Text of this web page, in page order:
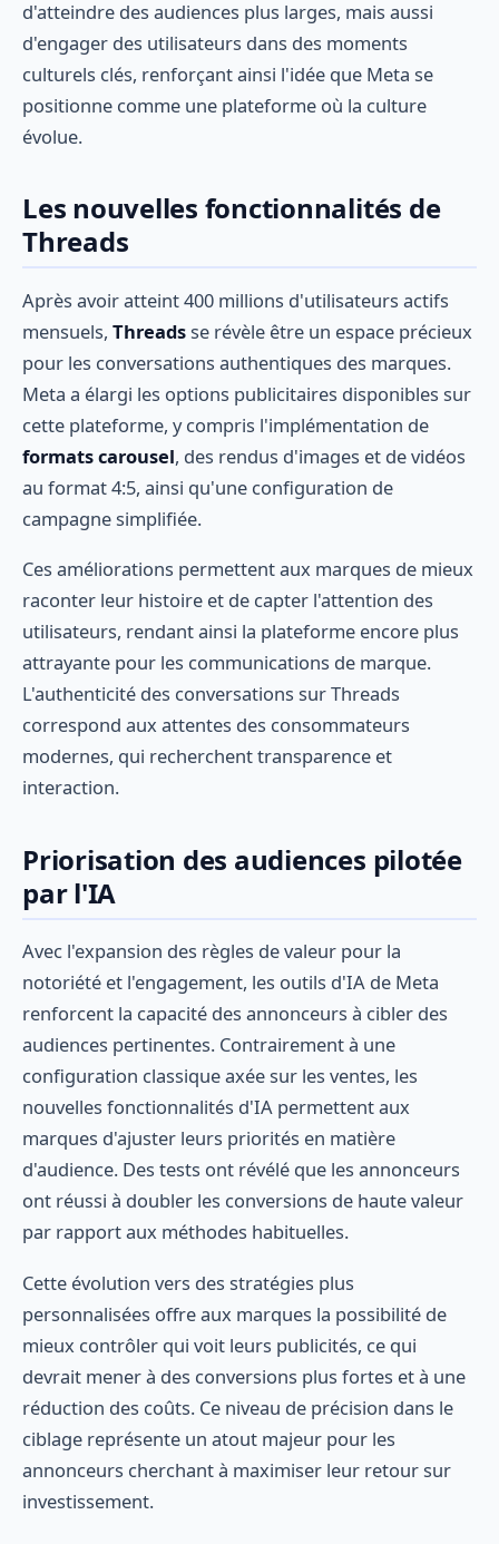
d'atteindre des audiences plus larges, mais aussi
d'engager des utilisateurs dans des moments
culturels clés, renforçant ainsi l'idée que Meta se
positionne comme une plateforme où la culture
évolue.
Les nouvelles fonctionnalités de
Threads
Après avoir atteint 400 millions d'utilisateurs actifs
mensuels, Threadsse révèle être un espace précieux
pour les conversations authentiques des marques.
Meta a élargi les options publicitaires disponibles sur
cette plateforme, y compris l'implémentation de
formats carousel, des rendus d'images et de vidéos
au format 4:5, ainsi qu'une configuration de
campagne simplifiée.
Ces améliorations permettent aux marques de mieux
raconter leur histoire et de capter l'attention des
utilisateurs, rendant ainsi la plateforme encore plus
attrayante pour les communications de marque.
L'authenticité des conversations sur Threads
correspond aux attentes des consommateurs
modernes, qui recherchent transparence et
interaction.
Priorisation des audiences pilotée
par l'IA
Avec l'expansion des règles de valeur pour la
notoriété et l'engagement, les outils d'IA de Meta
renforcent la capacité des annonceurs à cibler des
audiences pertinentes. Contrairement à une
configuration classique axée sur les ventes, les
nouvelles fonctionnalités d'IA permettent aux
marques d'ajuster leurs priorités en matière
d'audience. Des tests ont révélé que les annonceurs
ont réussi à doubler les conversions de haute valeur
par rapport aux méthodes habituelles.
Cette évolution vers des stratégies plus
personnalisées offre aux marques la possibilité de
mieux contrôler qui voit leurs publicités, ce qui
devrait mener à des conversions plus fortes et à une
réduction des coûts. Ce niveau de précision dans le
ciblage représente un atout majeur pour les
annonceurs cherchant à maximiser leur retour sur
investissement.